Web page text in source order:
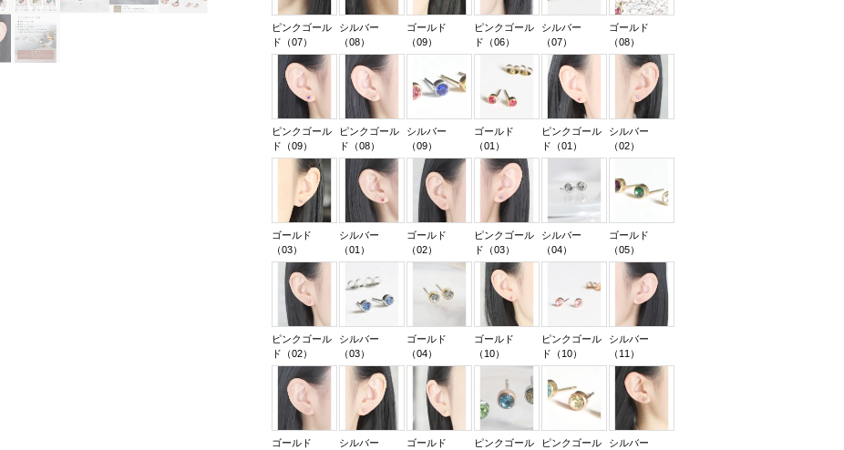
ピンクゴール
ド（07）
シルバー
（08）
ゴールド
（09）
ピンクゴール
ド（06）
シルバー
（07）
ゴールド
（08）
ピンクゴール
ド（09）
ピンクゴール
ド（08）
シルバー
（09）
ゴールド
（01）
ピンクゴール
ド（01）
シルバー
（02）
ゴールド
（03）
シルバー
（01）
ゴールド
（02）
ピンクゴール
ド（03）
シルバー
（04）
ゴールド
（05）
ピンクゴール
ド（02）
シルバー
（03）
ゴールド
（04）
ゴールド
（10）
ピンクゴール
ド（10）
シルバー
（11）
ゴールド
シルバー
ゴールド
ピンクゴール
ピンクゴール
シルバー